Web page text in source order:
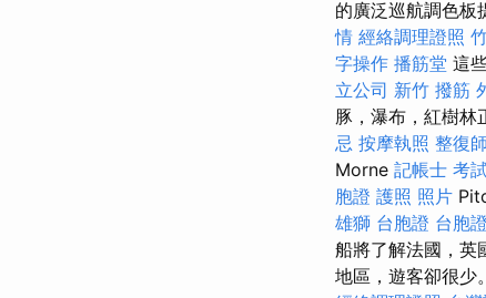
的廣泛巡航調色板
情 經絡調理證照
字操作 播筋堂 這
立公司 新竹 撥筋
豚，瀑布，紅樹林
忌 按摩執照 整復師
Morne 記帳士 考
胞證 護照 照片
雄獅 台胞證 台胞
船將了解法國，英
地區，遊客卻很少